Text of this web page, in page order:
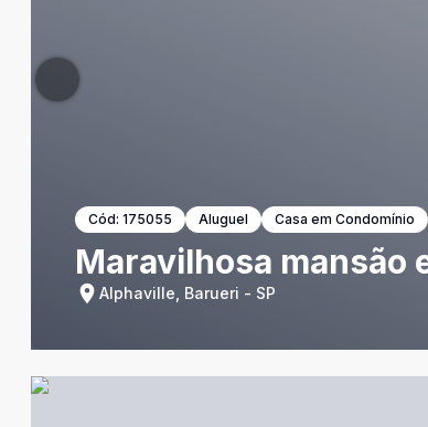
Cód: 175055 Aluguel Casa em Condomínio
Maravilhosa mansão
Alphaville, Barueri - SP